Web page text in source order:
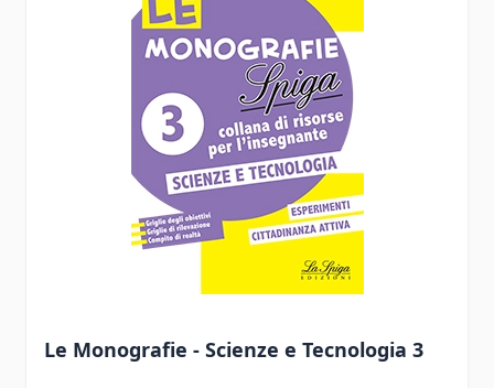
Le Monografie - Scienze e Tecnologia 3